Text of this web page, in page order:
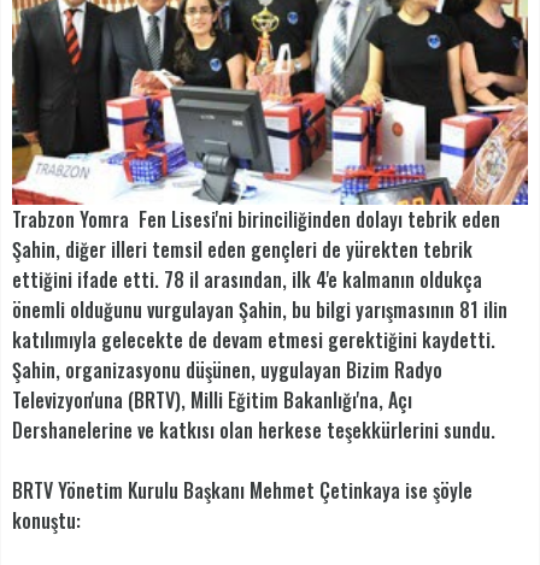
Trabzon Yomra Fen Lisesi'ni birinciliğinden dolayı tebrik eden
Şahin, diğer illeri temsil eden gençleri de yürekten tebrik
ettiğini ifade etti. 78 il arasından, ilk 4'e kalmanın oldukça
önemli olduğunu vurgulayan Şahin, bu bilgi yarışmasının 81 ilin
katılımıyla gelecekte de devam etmesi gerektiğini kaydetti.
Şahin, organizasyonu düşünen, uygulayan Bizim Radyo
Televizyon'una (BRTV), Milli Eğitim Bakanlığı'na, Açı
Dershanelerine ve katkısı olan herkese teşekkürlerini sundu.
BRTV Yönetim Kurulu Başkanı Mehmet Çetinkaya ise şöyle
konuştu: